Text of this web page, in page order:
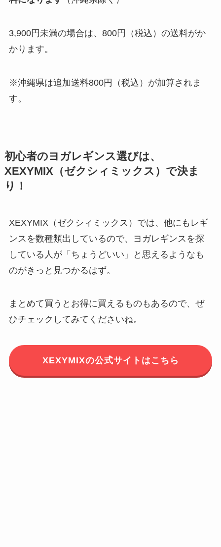
3,900円未満の場合は、800円（税込）の送料がか
かります。
※沖縄県は追加送料800円（税込）が加算されま
す。
初心者のヨガレギンス選びは、
XEXYMIX（ゼクシィミックス）で決ま
り！
XEXYMIX（ゼクシィミックス）では、他にもレギ
ンスを数種類出しているので、ヨガレギンスを探
している人が「ちょうどいい」と思えるようなも
のがきっと見つかるはず。
まとめて買うとお得に買えるものもあるので、ぜ
ひチェックしてみてくださいね。
XEXYMIXの公式サイトはこちら